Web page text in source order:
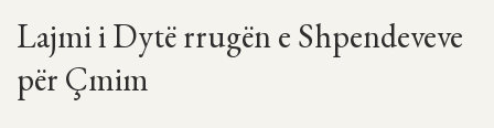
Lajmi i Dytë rrugën e Shpendeveve
për Çmim